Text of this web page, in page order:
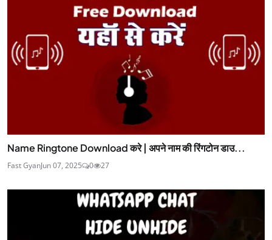
Name Ringtone Download करे | अपने नाम की रिंगटोन डाउ...
Fast GyanJun 07, 2025 0 27